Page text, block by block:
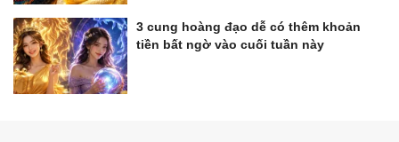
3 cung hoàng đạo dễ có thêm khoản
tiền bất ngờ vào cuối tuần này